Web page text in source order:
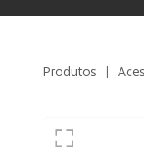
Produtos